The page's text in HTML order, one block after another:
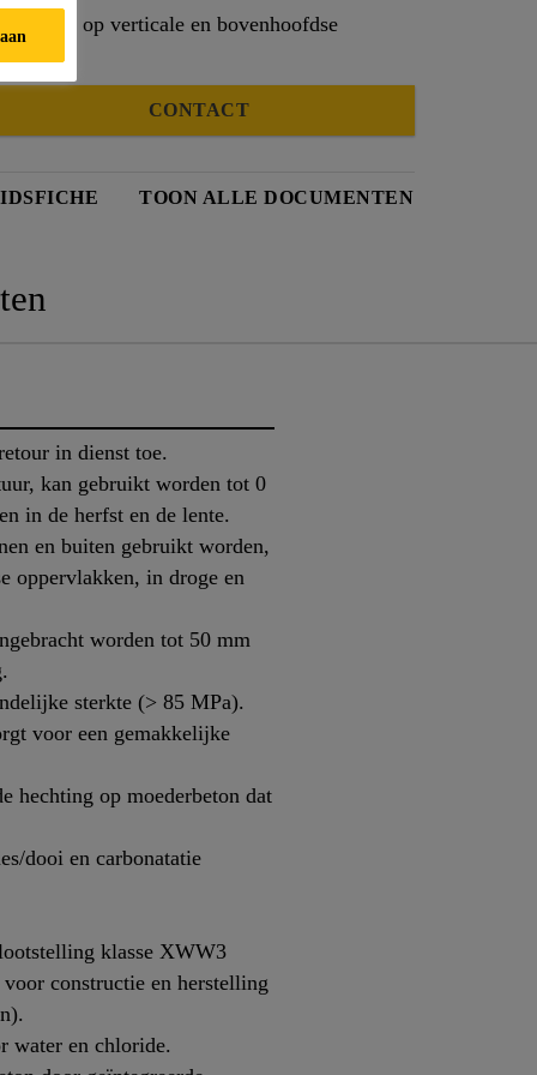
op verticale en bovenhoofdse
CONTACT
TOON ALLE DOCUMENTEN
in dienst toe.
kan gebruikt worden tot 0
in de herfst en de lente.
en buiten gebruikt worden,
oppervlakken, in droge en
worden tot 50 mm
sterkte (> 85 MPa).
voor een gemakkelijke
hechting op moederbeton dat
dooi en carbonatatie
klasse XWW3
constructie en herstelling
water en chloride.